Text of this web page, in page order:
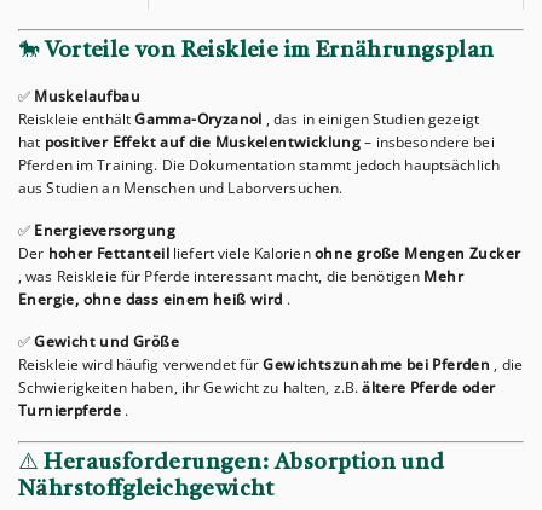
🐎 Vorteile von Reiskleie im Ernährungsplan
✅ Muskelaufbau
Reiskleie enthältGamma-Oryzanol , das in einigen Studien gezeigt
hat positiver Effekt auf die Muskelentwicklung – insbesondere bei
Pferden im Training. Die Dokumentation stammt jedoch hauptsächlich
aus Studien an Menschen und Laborversuchen.
✅ Energieversorgung
Der hoher Fettanteil liefert viele Kalorienohne große Mengen Zucker
, was Reiskleie für Pferde interessant macht, die benötigen Mehr
Energie, ohne dass einem heiß wird .
✅Gewicht und Größe
Reiskleie wird häufig verwendet für Gewichtszunahme bei Pferden , die
Schwierigkeiten haben, ihr Gewicht zu halten, z.B.ältere Pferde oder
Turnierpferde .
⚠️ Herausforderungen: Absorption und
Nährstoffgleichgewicht